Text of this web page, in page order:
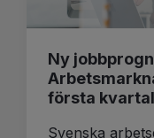
Ny
första
Svenska